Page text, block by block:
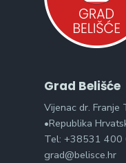
Grad Belišće
Vijenac dr.
•Republika
Tel: +38531 400
grad@belisce.hr